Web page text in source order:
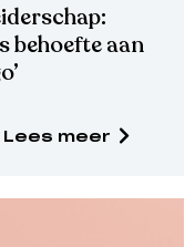
behoefte aan
Lees meer